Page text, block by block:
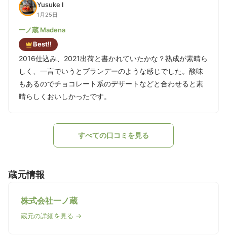
Yusuke I
1月25日
一ノ蔵 Madena
Best!!
2016仕込み、2021出荷と書かれていたかな？熟成が素晴ら
しく、一言でいうとブランデーのような感じでした。酸味
もあるのでチョコレート系のデザートなどと合わせると素
晴らしくおいしかったです。
すべての口コミを見る
蔵元情報
株式会社一ノ蔵
蔵元の詳細を見る →